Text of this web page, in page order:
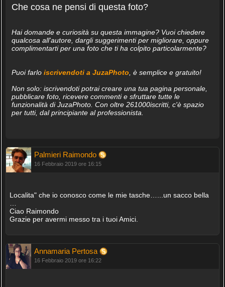
Che cosa ne pensi di questa foto?
Hai domande e curiosità su questa immagine? Vuoi chiedere
qualcosa all'autore, dargli suggerimenti per migliorare, oppure
complimentarti per una foto che ti ha colpito particolarmente?
Puoi farlo iscrivendoti a JuzaPhoto, è semplice e gratuito!
Non solo: iscrivendoti potrai creare una tua pagina personale,
pubblicare foto, ricevere commenti e sfruttare tutte le
funzionalità di JuzaPhoto. Con oltre 261000iscritti, c'è spazio
per tutti, dal principiante al professionista.
Palmieri Raimondo
16 Febbraio 2019 ore 16:15
Localita" che io conosco come le mie tasche…...un sacco bella
…
Ciao Raimondo
Grazie per avermi messo tra i tuoi Amici.
Annamaria Pertosa
16 Febbraio 2019 ore 16:22